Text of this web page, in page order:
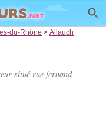
du-Rhône > Allauch
situé rue fernand